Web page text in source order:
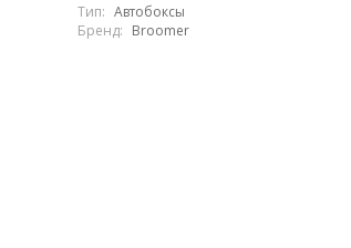
Тип: Автобоксы
Бренд: Broomer